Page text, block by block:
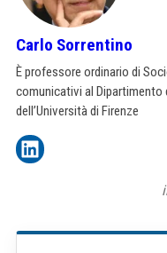
Carlo Sorrentino
È professore ordinario di
comunicativi al Dipartimento
dell’Università di Firenze